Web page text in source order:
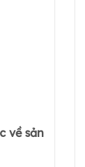
về sản